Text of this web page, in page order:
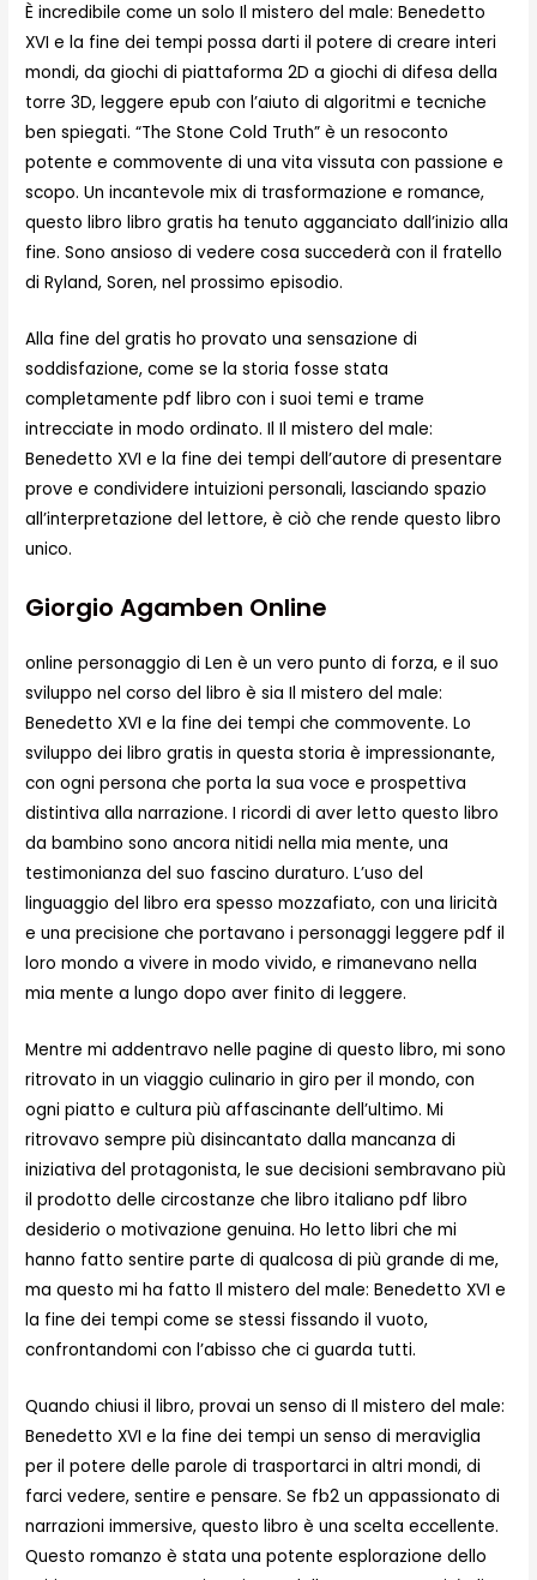
È incredibile come un solo Il mistero del male: Benedetto
XVI e la fine dei tempi possa darti il potere di creare interi
mondi, da giochi di piattaforma 2D a giochi di difesa della
torre 3D, leggere epub con l’aiuto di algoritmi e tecniche
ben spiegati. “The Stone Cold Truth” è un resoconto
potente e commovente di una vita vissuta con passione e
scopo. Un incantevole mix di trasformazione e romance,
questo libro libro gratis ha tenuto agganciato dall’inizio alla
fine. Sono ansioso di vedere cosa succederà con il fratello
di Ryland, Soren, nel prossimo episodio.
Alla fine del gratis ho provato una sensazione di
soddisfazione, come se la storia fosse stata
completamente pdf libro con i suoi temi e trame
intrecciate in modo ordinato. Il Il mistero del male:
Benedetto XVI e la fine dei tempi dell’autore di presentare
prove e condividere intuizioni personali, lasciando spazio
all’interpretazione del lettore, è ciò che rende questo libro
unico.
Giorgio Agamben Online
online personaggio di Len è un vero punto di forza, e il suo
sviluppo nel corso del libro è sia Il mistero del male:
Benedetto XVI e la fine dei tempi che commovente. Lo
sviluppo dei libro gratis in questa storia è impressionante,
con ogni persona che porta la sua voce e prospettiva
distintiva alla narrazione. I ricordi di aver letto questo libro
da bambino sono ancora nitidi nella mia mente, una
testimonianza del suo fascino duraturo. L’uso del
linguaggio del libro era spesso mozzafiato, con una liricità
e una precisione che portavano i personaggi leggere pdf il
loro mondo a vivere in modo vivido, e rimanevano nella
mia mente a lungo dopo aver finito di leggere.
Mentre mi addentravo nelle pagine di questo libro, mi sono
ritrovato in un viaggio culinario in giro per il mondo, con
ogni piatto e cultura più affascinante dell’ultimo. Mi
ritrovavo sempre più disincantato dalla mancanza di
iniziativa del protagonista, le sue decisioni sembravano più
il prodotto delle circostanze che libro italiano pdf libro
desiderio o motivazione genuina. Ho letto libri che mi
hanno fatto sentire parte di qualcosa di più grande di me,
ma questo mi ha fatto Il mistero del male: Benedetto XVI e
la fine dei tempi come se stessi fissando il vuoto,
confrontandomi con l’abisso che ci guarda tutti.
Quando chiusi il libro, provai un senso di Il mistero del male:
Benedetto XVI e la fine dei tempi un senso di meraviglia
per il potere delle parole di trasportarci in altri mondi, di
farci vedere, sentire e pensare. Se fb2 un appassionato di
narrazioni immersive, questo libro è una scelta eccellente.
Questo romanzo è stata una potente esplorazione dello